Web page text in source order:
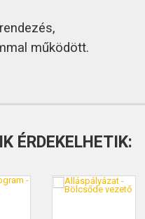
működött.
ÉRDEKELHETIK: